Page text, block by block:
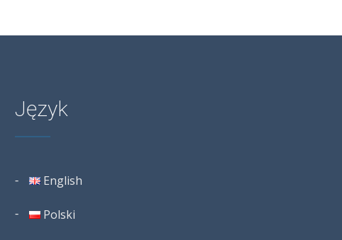
Język
English
Polski